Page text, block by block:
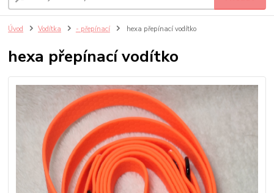
Úvod Vodítka - přepínací hexa přepínací vodítko
hexa přepínací vodítko